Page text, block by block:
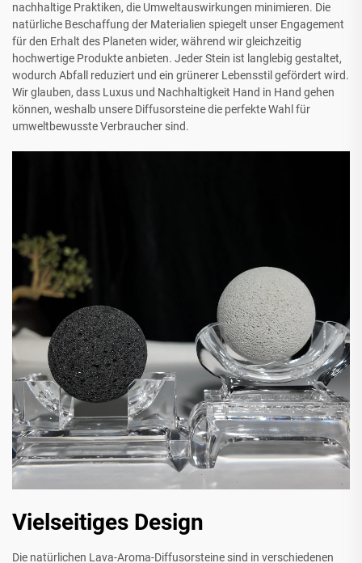
nachhaltige Praktiken, die Umweltauswirkungen minimieren. Die
natürliche Beschaffung der Materialien spiegelt unser Engagement
für den Erhalt des Planeten wider, während wir gleichzeitig
hochwertige Produkte anbieten. Jeder Stein ist langlebig gestaltet,
wodurch Abfall reduziert und ein grünerer Lebensstil gefördert wird.
Wir glauben, dass Luxus und Nachhaltigkeit Hand in Hand gehen
können, weshalb unsere Diffusorsteine die perfekte Wahl für
umweltbewusste Verbraucher sind.
Vielseitiges Design
Die natürlichen Lava-Aroma-Diffusorsteine sind in verschiedenen